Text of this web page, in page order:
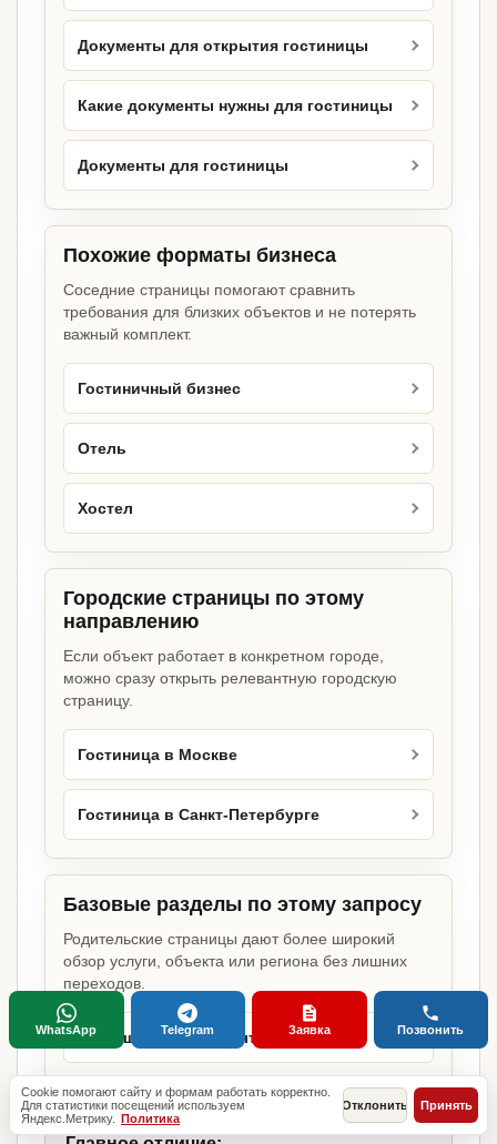
Документы для открытия гостиницы
Какие документы нужны для гостиницы
Документы для гостиницы
Похожие форматы бизнеса
Соседние страницы помогают сравнить
требования для близких объектов и не потерять
важный комплект.
Гостиничный бизнес
Отель
Хостел
Городские страницы по этому
направлению
Если объект работает в конкретном городе,
можно сразу открыть релевантную городскую
страницу.
Гостиница в Москве
Гостиница в Санкт-Петербурге
Базовые разделы по этому запросу
Родительские страницы дают более широкий
обзор услуги, объекта или региона без лишних
переходов.
Разрешение на открытие бизнеса
Cookie помогают сайту и формам работать корректно.
Для статистики посещений используем
Яндекс.Метрику. Политика
Отклонить Принять
WhatsApp Telegram Заявка Позвонить